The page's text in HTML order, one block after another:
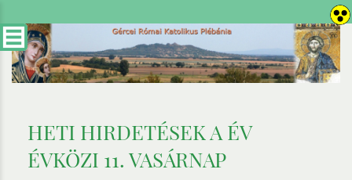
HETI HIRDETÉSEK A ÉV
ÉVKÖZI 11. VASÁRNAP